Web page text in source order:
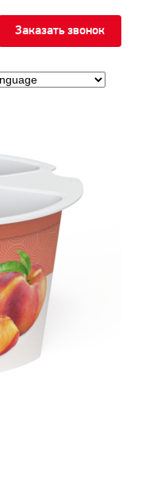
Заказать звонок